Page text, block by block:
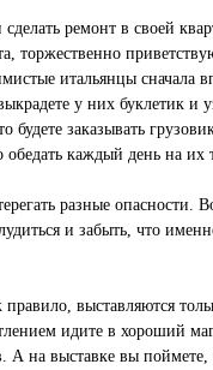
ремонт в своей
торжественно
итальянцы сначала
у них буклетик и
будете заказывать
обедать каждый день на их
разные опасности.
и забыть, что
выставляются
идите в хороший
А на выставке вы